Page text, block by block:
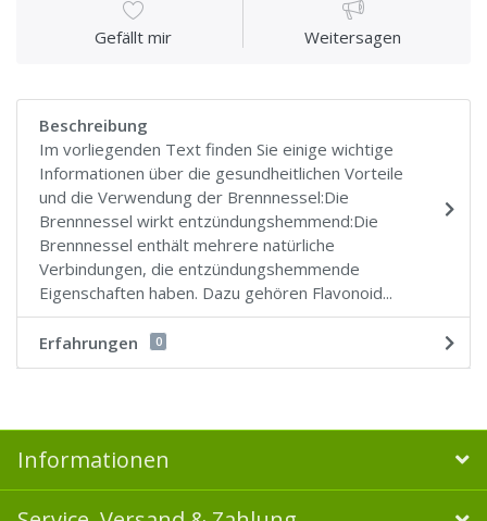
Gefällt mir Weitersagen
Beschreibung
Im vorliegenden Text finden Sie einige wichtige
Informationen über die gesundheitlichen Vorteile
und die Verwendung der Brennnessel:Die
Brennnessel wirkt entzündungshemmend:Die
Brennnessel enthält mehrere natürliche
Verbindungen, die entzündungshemmende
Eigenschaften haben. Dazu gehören Flavonoid...
Erfahrungen 0
Informationen